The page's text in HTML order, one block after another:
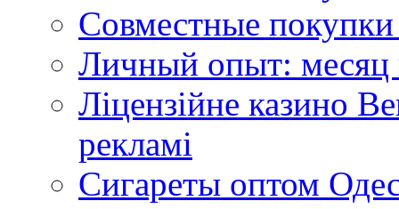
Совместные покупки
Личный опыт: месяц
Ліцензійне казино
рекламі
Сигареты оптом